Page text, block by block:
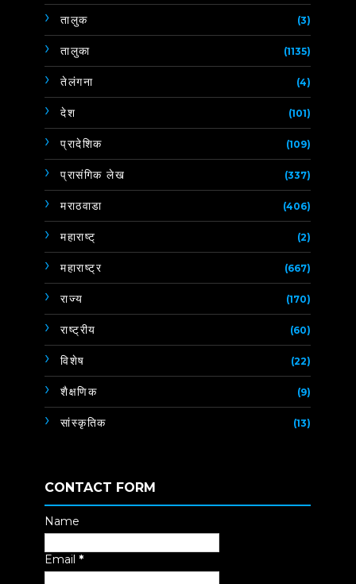
तालुक (3)
तालुका (1135)
तेलंगना (4)
देश (101)
प्रादेशिक (109)
प्रासंगिक लेख (337)
मराठवाडा (406)
महाराष्ट् (2)
महाराष्ट्र (667)
राज्य (170)
राष्ट्रीय (60)
विशेष (22)
शैक्षणिक (9)
सांस्कृतिक (13)
CONTACT FORM
Name
Email *